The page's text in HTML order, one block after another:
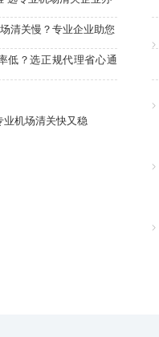
清关慢？专业企业助您
低？选正规代理省心通
业机场清关快又稳